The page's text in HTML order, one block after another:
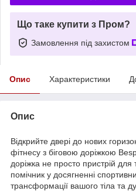
Що таке купити з Пром?
Замовлення під захистом
Опис Характеристики
Опис
Відкрийте двері до нових
фітнесу з біговою доріжкою
доріжка не просто пристрій
помічник у досягненні
трансформації вашого тіла та